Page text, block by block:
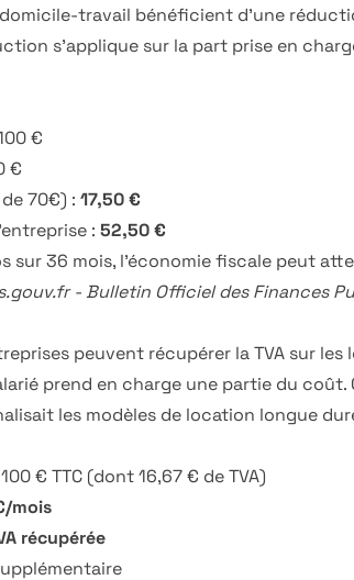
travail bénéficient d'une
s'applique sur la part prise en
€
€
70€) : 17,50 €
: 52,50 €
sur 36 mois, l'économie fiscale peut
- Bulletin Officiel des Finances
peuvent récupérer la TVA sur les
prend en charge une partie du coût.
les modèles de location longue
€ TTC (dont 16,67 € de TVA)
mois
récupérée